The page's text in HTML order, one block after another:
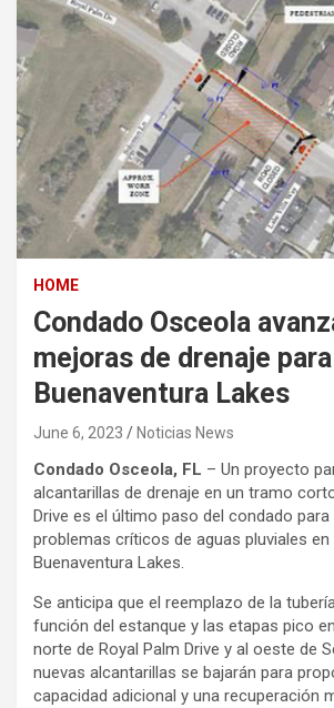
HOME
Condado Osceola
mejoras de drenaje para
Buenaventura Lakes
June 6, 2023 Noticias News
Condado Osceola, FL – Un proyecto
alcantarillas de drenaje en un tramo
Drive es el último paso del condado
problemas críticos de aguas pluviales
Buenaventura Lakes.
Se anticipa que el reemplazo de la
función del estanque y las etapas pico
norte de Royal Palm Drive y al oeste de
nuevas alcantarillas se bajarán para
capacidad adicional y una recuperación